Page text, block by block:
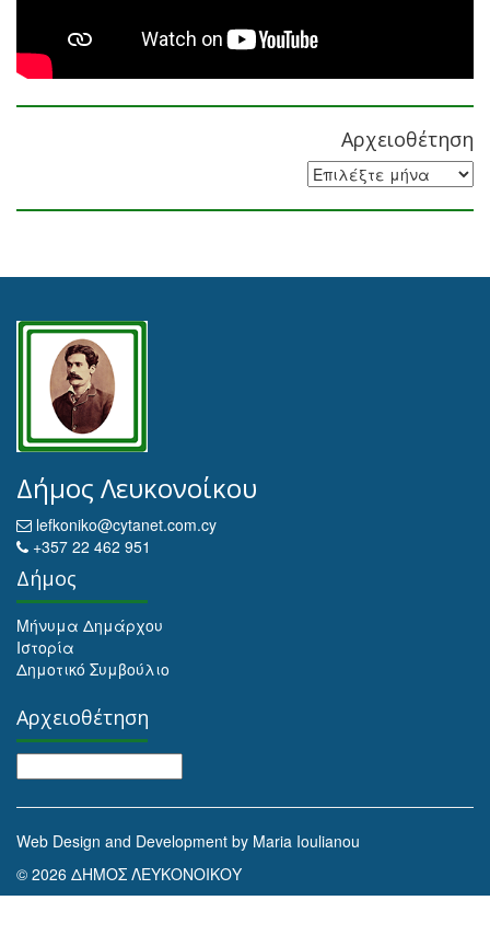
Αρχειοθέτηση
Αρχειοθέτηση
Δήμος Λευκονοίκου
lefkoniko@cytanet.com.cy
+357 22 462 951
Δήμος
Μήνυμα Δημάρχου
Ιστορία
Δημοτικό Συμβούλιο
Αρχειοθέτηση
Web Design and Development by Maria Ioulianou
© 2026 ΔΗΜΟΣ ΛΕΥΚΟΝΟΙΚΟΥ